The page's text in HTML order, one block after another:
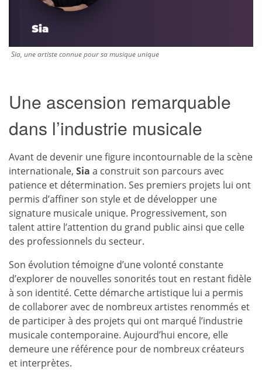
Sia, une artiste connue pour sa musique unique
Une ascension remarquable
dans l’industrie musicale
Avant de devenir une figure incontournable de la scène
internationale, Sia a construit son parcours avec
patience et détermination. Ses premiers projets lui ont
permis d’affiner son style et de développer une
signature musicale unique. Progressivement, son
talent attire l’attention du grand public ainsi que celle
des professionnels du secteur.
Son évolution témoigne d’une volonté constante
d’explorer de nouvelles sonorités tout en restant fidèle
à son identité. Cette démarche artistique lui a permis
de collaborer avec de nombreux artistes renommés et
de participer à des projets qui ont marqué l’industrie
musicale contemporaine. Aujourd’hui encore, elle
demeure une référence pour de nombreux créateurs
et interprètes.